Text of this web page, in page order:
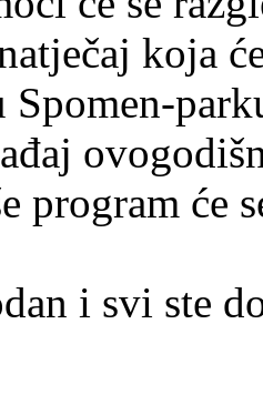
koja
Spomen-
program će
i svi ste